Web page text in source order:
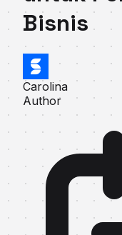
Bisnis
Carolina
Author